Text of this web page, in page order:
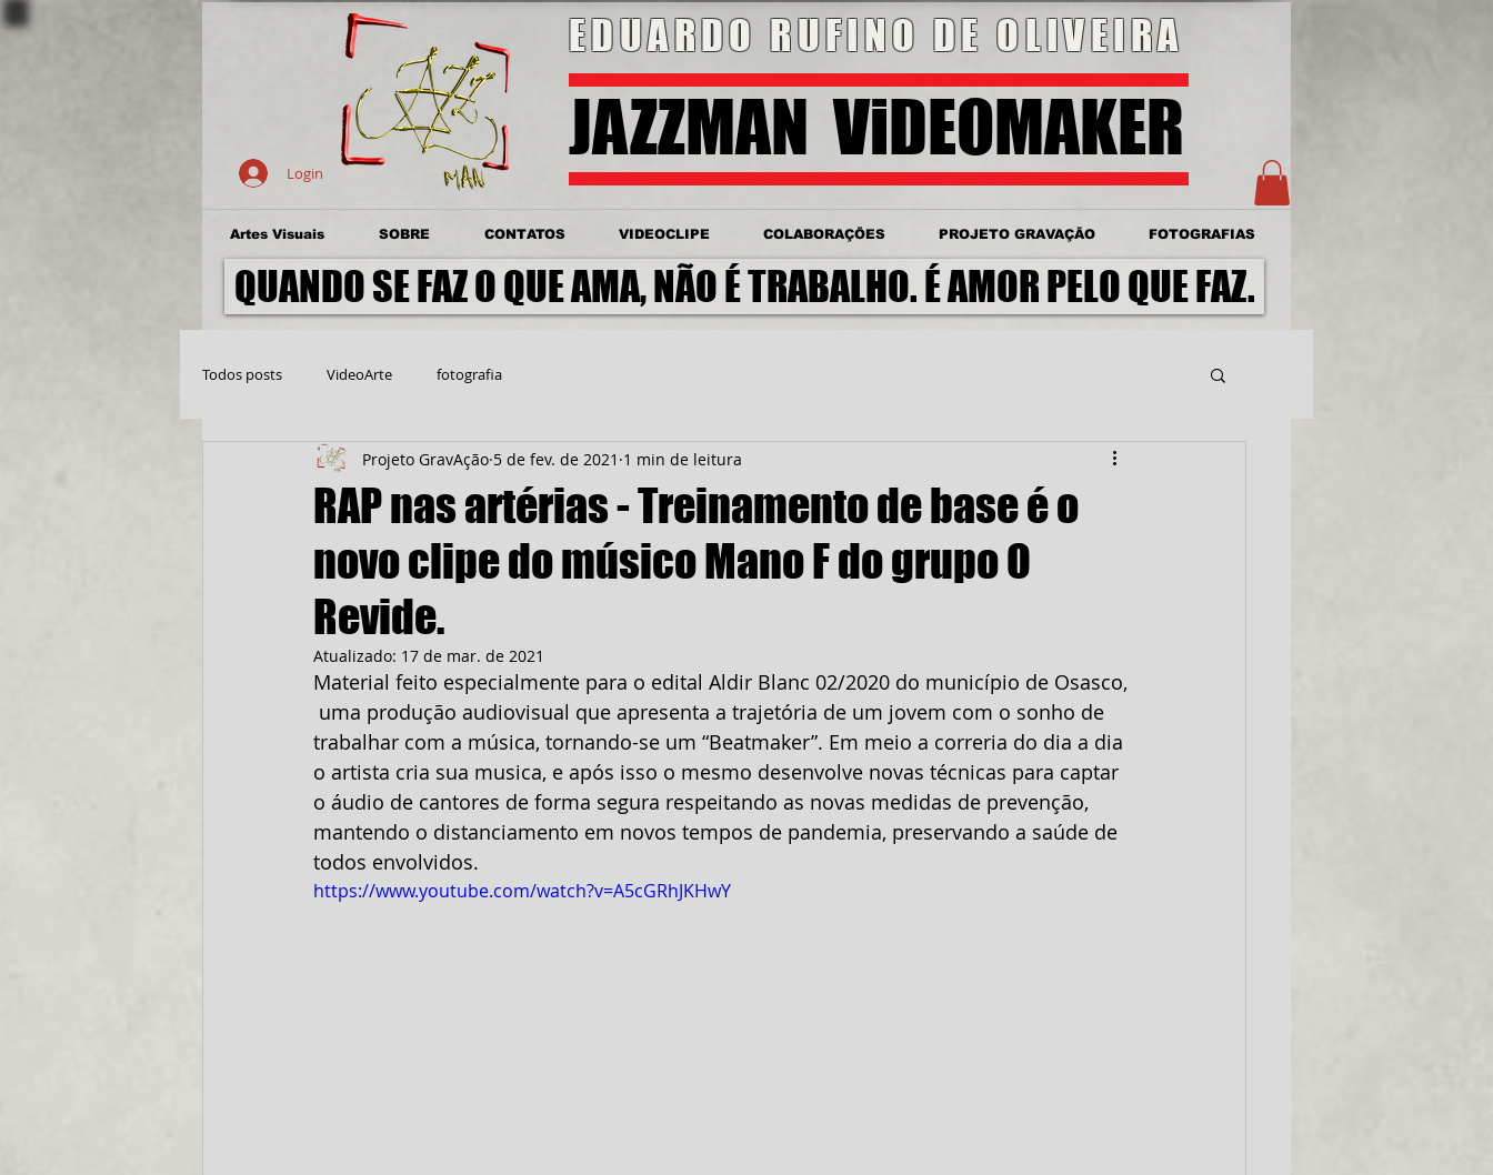
JAZZMAN ViDEOMAKER
EDUARDO RUFINO DE OLIVEIRA
Artes Visuais SOBRE CONTATOS VIDEOCLIPE COLABORAÇÕES PROJETO GRAVAÇÃO FOTOGRAFIAS
QUANDO SE FAZ O QUE AMA, NÃO É TRABALHO. É AMOR PELO QUE FAZ.
Login
Todos posts VideoArte fotografia
RAP nas artérias - Treinamento de base é o
novo clipe do músico Mano F do grupo O
Revide.
Projeto GravAção 5 de fev. de 2021 1 min de leitura
Atualizado: 17 de mar. de 2021
Material feito especialmente para o edital Aldir Blanc 02/2020 do município de Osasco,
uma produção audiovisual que apresenta a trajetória de um jovem com o sonho de
trabalhar com a música, tornando-se um “Beatmaker”. Em meio a correria do dia a dia
o artista cria sua musica, e após isso o mesmo desenvolve novas técnicas para captar
o áudio de cantores de forma segura respeitando as novas medidas de prevenção,
mantendo o distanciamento em novos tempos de pandemia, preservando a saúde de
todos envolvidos.
https://www.youtube.com/watch?v=A5cGRhJKHwY